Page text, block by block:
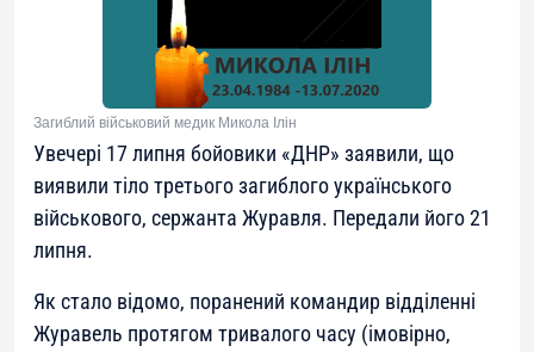
Загиблий військовий медик Микола Ілін
Увечері 17 липня бойовики «ДНР» заявили, що
виявили тіло третього загиблого українського
військового, сержанта Журавля. Передали його 21
липня.
Як стало відомо, поранений командир відділенні
Журавель протягом тривалого часу (імовірно,